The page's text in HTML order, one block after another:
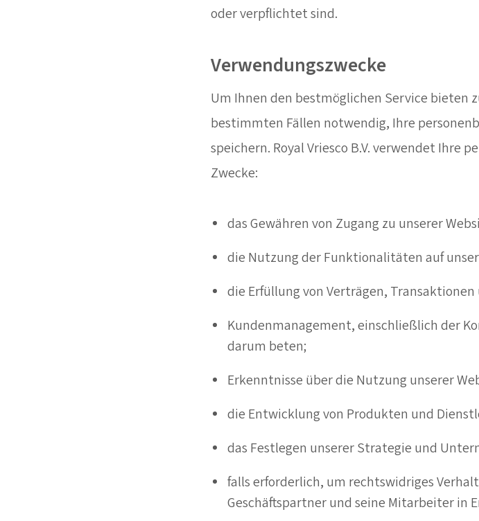
oder verpflichtet sind.
Verwendungszwecke
Um Ihnen den bestmöglichen Service bieten
bestimmten Fällen notwendig, Ihre
speichern. Royal Vriesco B.V. verwendet Ihre
Zwecke:
das Gewähren von Zugang zu unserer
die Nutzung der Funktionalitäten auf
die Erfüllung von Verträgen,
Kundenmanagement, einschließlich der
darum beten;
Erkenntnisse über die Nutzung unserer
die Entwicklung von Produkten und
das Festlegen unserer Strategie und
falls erforderlich, um rechtswidriges
Geschäftspartner und seine Mitarbeiter in